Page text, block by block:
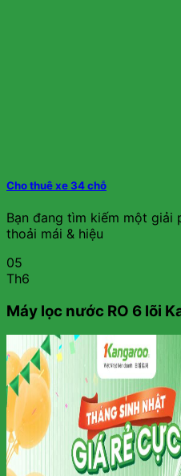
Cho thuê xe 34 chỗ
Bạn đang tìm kiếm một giải
thoải mái & hiệu
05
Th6
Máy lọc nước RO 6 lõi